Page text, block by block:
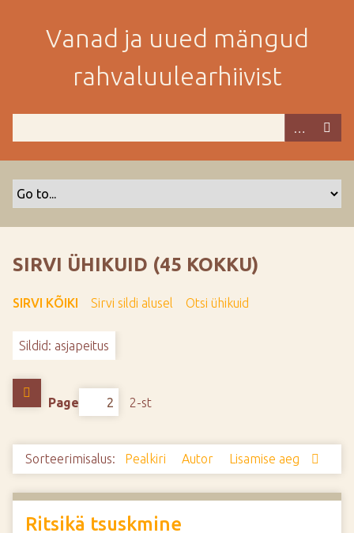
i
Vanad ja uued mängud
rahvaluulearhiivist
SIRVI ÜHIKUID (45 KOKKU)
SIRVI KÕIKI Sirvi sildi alusel Otsi ühikuid
Sildid: asjapeitus
Page 2-st
Sorteerimisalus: Pealkiri Autor Lisamise aeg
Ritsikä tsuskmine